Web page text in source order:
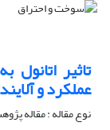
تاثیر
عملکرد و
نوع مقاله : مقاله